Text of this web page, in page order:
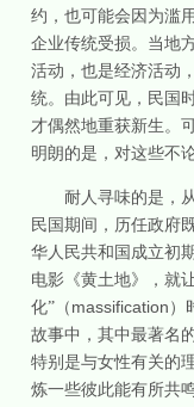
约，也可能会因为滥
企业传统受损。当地
活动，也是经济活动
统。由此可见，民国
才偶然地重获新生。
明朗的是，对这些不
耐人寻味的是，
民国期间，历任政府
华人民共和国成立初
电影《黄土地》，就
化”（ massification ）
故事中，其中最著名
特别是与女性有关的
炼一些彼此能有所共